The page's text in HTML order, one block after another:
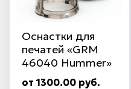
Оснастки для
печатей «GRM
46040 Hummer»
от 1300.00 руб.